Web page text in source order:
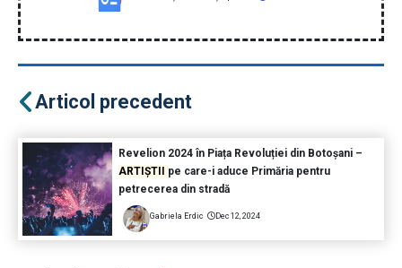
Articol precedent
Revelion 2024 în Piața Revoluției din Botoșani –
ARTIȘTII
pe care-i aduce Primăria pentru
petrecerea din stradă
Gabriela Erdic Dec 12, 2024